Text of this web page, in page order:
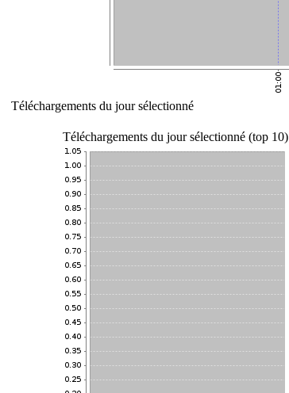
Téléchargements du jour sélectionné
Téléchargements du jour sélectionné (top 10)